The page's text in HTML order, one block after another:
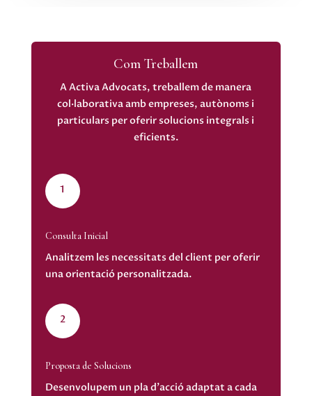
Com Treballem
A Activa Advocats, treballem de manera
col·laborativa amb empreses, autònoms i
particulars per oferir solucions integrals i
eficients.
1
Consulta Inicial
Analitzem les necessitats del client per oferir
una orientació personalitzada.
2
Proposta de Solucions
Desenvolupem un pla d'acció adaptat a cada